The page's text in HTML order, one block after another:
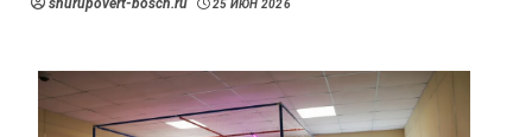
shurupovert-bosch.ru 25 ИЮН 2026